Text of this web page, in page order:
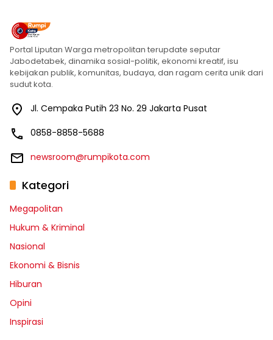
Portal Liputan Warga metropolitan terupdate seputar
Jabodetabek, dinamika sosial-politik, ekonomi kreatif, isu
kebijakan publik, komunitas, budaya, dan ragam cerita unik dari
sudut kota.
Jl. Cempaka Putih 23 No. 29 Jakarta Pusat
0858-8858-5688
newsroom@rumpikota.com
Kategori
Megapolitan
Hukum & Kriminal
Nasional
Ekonomi & Bisnis
Hiburan
Opini
Inspirasi